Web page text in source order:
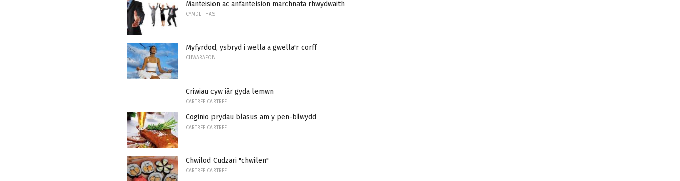
Manteision ac anfanteision marchnata rhwydwaith
CYMDEITHAS
Myfyrdod, ysbryd i wella a gwella'r corff
CHWARAEON
Criwiau cyw iâr gyda lemwn
CARTREF CARTREF
Coginio prydau blasus am y pen-blwydd
CARTREF CARTREF
Chwilod Cudzari "chwilen"
CARTREF CARTREF